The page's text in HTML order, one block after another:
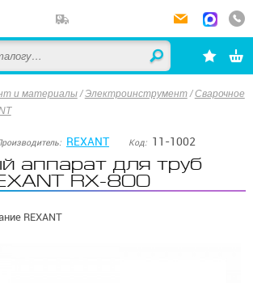
и материалы /Электроинструмент /Сварочное
REXANT Код: 11-1002
аппарат для труб
RX-800
REXANT